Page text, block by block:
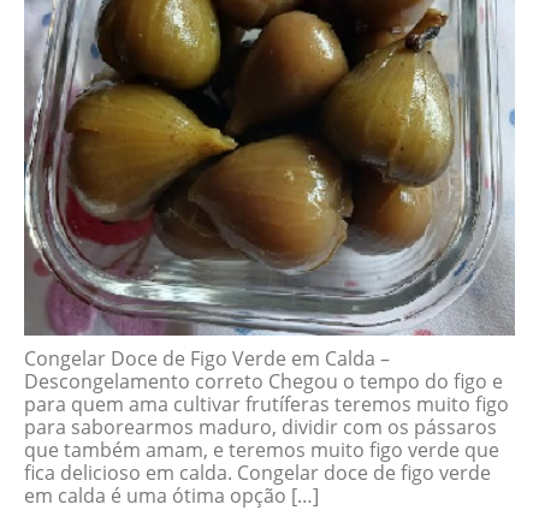
Congelar Doce de Figo Verde em Calda –
Descongelamento correto Chegou o tempo do figo e
para quem ama cultivar frutíferas teremos muito figo
para saborearmos maduro, dividir com os pássaros
que também amam, e teremos muito figo verde que
fica delicioso em calda. Congelar doce de figo verde
em calda é uma ótima opção […]